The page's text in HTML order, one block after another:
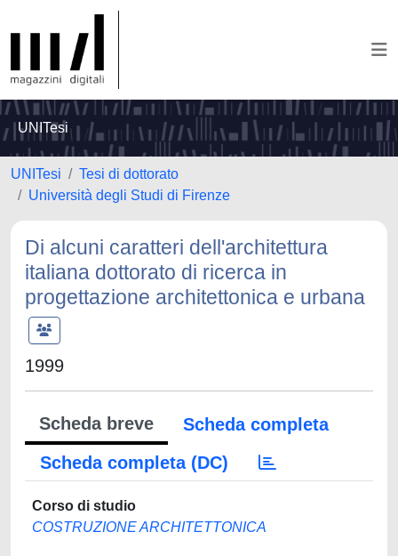
UNITesi
UNITesi
Tesi di dottorato
Università degli Studi di Firenze
Di alcuni caratteri dell'architettura
italiana dottorato di ricerca in
progettazione architettonica e urbana
1999
Scheda breve
Scheda completa
Scheda completa (DC)
Corso di studio
COSTRUZIONE ARCHITETTONICA